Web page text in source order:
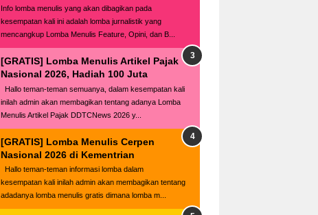
Info lomba menulis yang akan dibagikan pada
kesempatan kali ini adalah lomba jurnalistik yang
mencangkup Lomba Menulis Feature, Opini, dan B...
[GRATIS] Lomba Menulis Artikel Pajak
Nasional 2026, Hadiah 100 Juta
Hallo teman-teman semuanya, dalam kesempatan kali
inilah admin akan membagikan tentang adanya Lomba
Menulis Artikel Pajak DDTCNews 2026 y...
[GRATIS] Lomba Menulis Cerpen
Nasional 2026 di Kementrian
Hallo teman-teman informasi lomba dalam
kesempatan kali inilah admin akan membagikan tentang
adadanya lomba menulis gratis dimana lomba m...